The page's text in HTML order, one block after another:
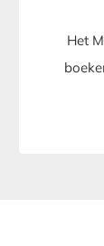
Het